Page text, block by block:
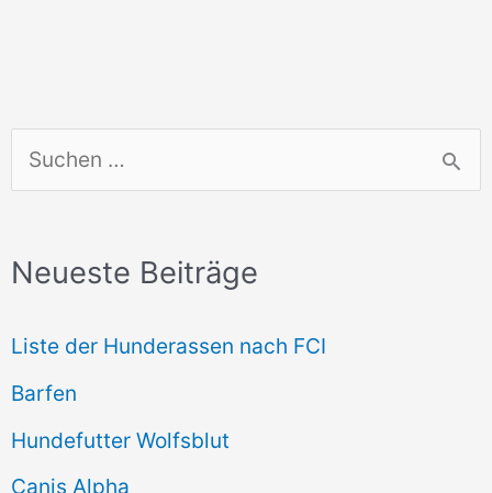
u
h
n
n
a
c
Neueste Beiträge
Liste der Hunderassen nach FCI
Barfen
Hundefutter Wolfsblut
Canis Alpha